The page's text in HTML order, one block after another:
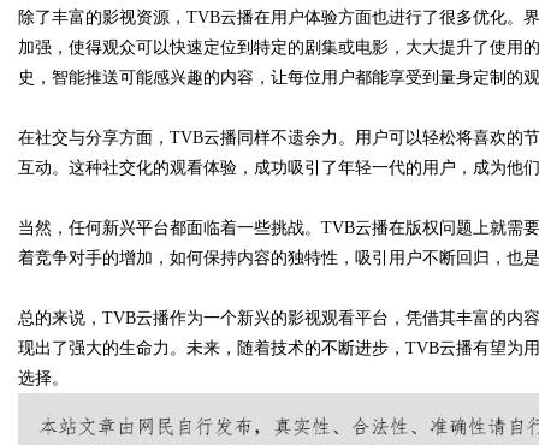
除了丰富的影视资源，TVB云播在用户体验方面也进行了很多优化。
加强，使得观众可以快速定位到特定的剧集或电影，大大提升了使用
史，智能推送可能感兴趣的内容，让每位用户都能享受到量身定制的
在社交与分享方面，TVB云播同样不遗余力。用户可以轻松将喜欢的
互动。这种社交化的观看体验，成功吸引了年轻一代的用户，成为他
当然，任何新兴平台都面临着一些挑战。TVB云播在版权问题上就需
着竞争对手的增加，如何保持内容的独特性，吸引用户不断回归，也
总的来说，TVB云播作为一个新兴的影视观看平台，凭借其丰富的内
现出了强大的生命力。未来，随着技术的不断进步，TVB云播有望为
选择。